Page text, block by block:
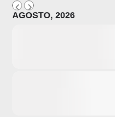
AGOSTO, 2026